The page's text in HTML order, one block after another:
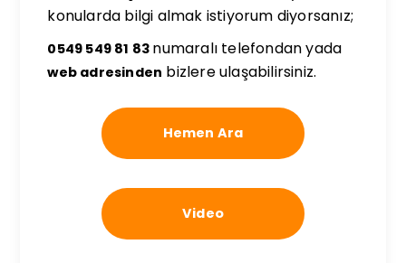
konularda bilgi almak istiyorum diyorsanız;
0549 549 81 83 numaralı telefondan yada
web adresinden bizlere ulaşabilirsiniz.
Hemen Ara
Video